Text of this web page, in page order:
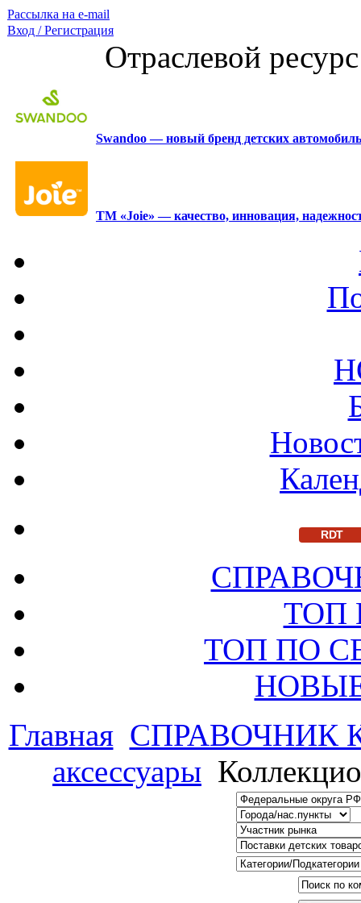
Рассылка на e-mail
Вход / Регистрация
Отраслевой
Swandoo — новый бренд детских
ТМ «Joie» — качество, инновация,
RDT
ТОП
ТОП ПО
Главная СПРАВОЧНИК
аксессуары